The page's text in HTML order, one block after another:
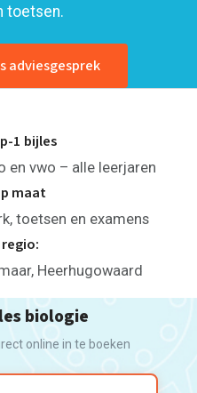
toetsen.
adviesgesprek
1 bijles
en vwo – alle leerjaren
maat
toetsen en examens
Heerhugowaard
biologie
online in te boeken